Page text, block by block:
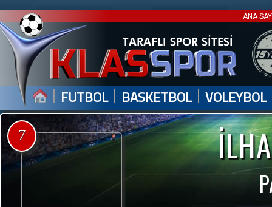
ANA
| FUTBOL | BASKETBOL | VOLEYBOL
7